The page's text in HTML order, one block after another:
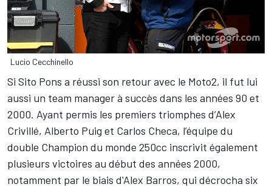
Lucio Cecchinello
Si Sito Pons a réussi son retour avec le Moto2, il fut lui
aussi un team manager à succès dans les années 90 et
2000. Ayant permis les premiers triomphes d’Alex
Crivillé, Alberto Puig et Carlos Checa, l’équipe du
double Champion du monde 250cc inscrivit également
plusieurs victoires au début des années 2000,
notamment par le biais d'Alex Barros, qui décrocha six